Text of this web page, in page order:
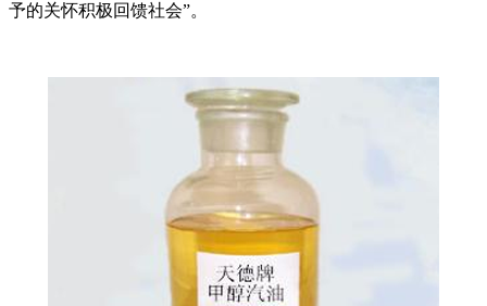
予的关怀积极回馈社会”。